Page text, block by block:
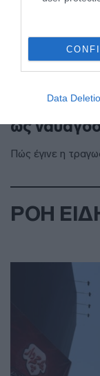
Data
Πάρος:
όπου
ως
Πώς έγινε η
ΡΟΗ